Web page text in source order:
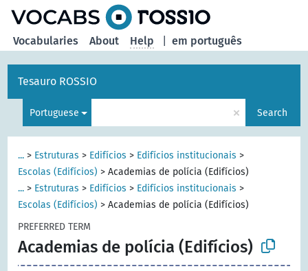
em português
Vocabularies About Help
Tesauro ROSSIO
Portuguese × Search
... > Estruturas > Edifícios > Edifícios institucionais >
Escolas (Edifícios) >Academias de polícia (Edifícios)
... > Estruturas > Edifícios > Edifícios institucionais >
Escolas (Edifícios) >Academias de polícia (Edifícios)
PREFERRED TERM
Academias de polícia (Edifícios)